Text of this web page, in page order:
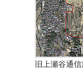
旧上瀬谷通